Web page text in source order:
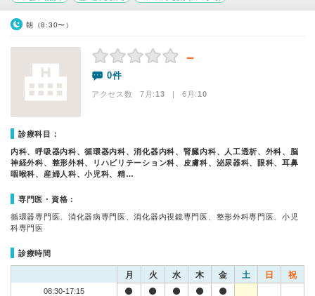
朝（8:30〜）
－
0件
アクセス数 7月:13 | 6月:10
診療科目：
内科、呼吸器内科、循環器内科、消化器内科、腎臓内科、人工透析、外科、脳
神経外科、整形外科、リハビリテーション科、皮膚科、泌尿器科、眼科、耳鼻
咽喉科、産婦人科、小児科、精…
専門医・資格：
循環器専門医、消化器病専門医、消化器内視鏡専門医、整形外科専門医、小児
科専門医
診療時間
月 火 水 木 金 土 日 祝
08:30-17:15